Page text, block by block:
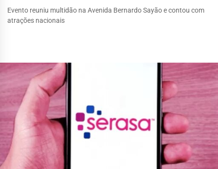
Evento reuniu multidão na Avenida Bernardo Sayão e contou com
atrações nacionais